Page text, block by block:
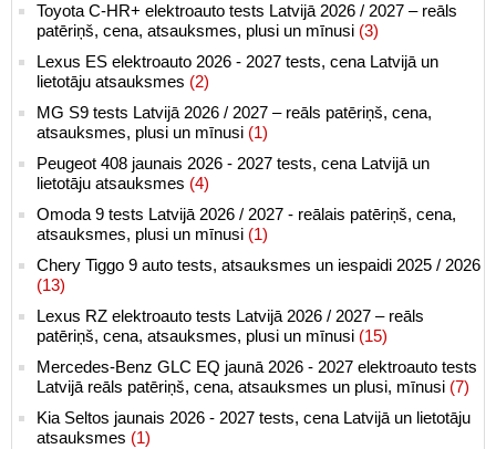
Toyota C-HR+ elektroauto tests Latvijā 2026 / 2027 – reāls
patēriņš, cena, atsauksmes, plusi un mīnusi (3)
Lexus ES elektroauto 2026 - 2027 tests, cena Latvijā un
lietotāju atsauksmes (2)
MG S9 tests Latvijā 2026 / 2027 – reāls patēriņš, cena,
atsauksmes, plusi un mīnusi (1)
Peugeot 408 jaunais 2026 - 2027 tests, cena Latvijā un
lietotāju atsauksmes (4)
Omoda 9 tests Latvijā 2026 / 2027 - reālais patēriņš, cena,
atsauksmes, plusi un mīnusi (1)
Chery Tiggo 9 auto tests, atsauksmes un iespaidi 2025 / 2026
(13)
Lexus RZ elektroauto tests Latvijā 2026 / 2027 – reāls
patēriņš, cena, atsauksmes, plusi un mīnusi (15)
Mercedes-Benz GLC EQ jaunā 2026 - 2027 elektroauto tests
Latvijā reāls patēriņš, cena, atsauksmes un plusi, mīnusi (7)
Kia Seltos jaunais 2026 - 2027 tests, cena Latvijā un lietotāju
atsauksmes (1)